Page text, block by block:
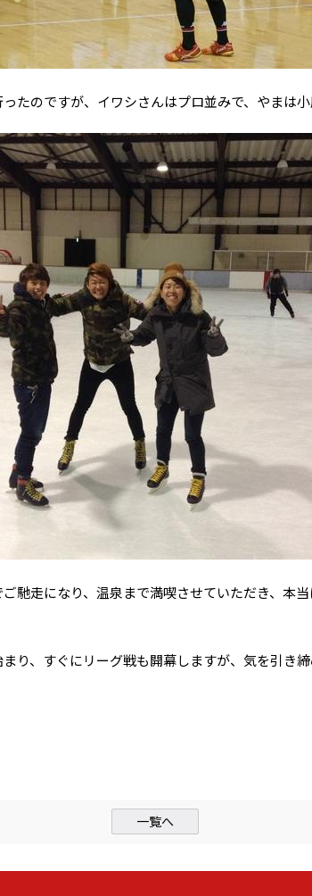
たのですが、イワシさんはプロ並みで、やまは
馳走になり、温泉まで満喫させていただき、本
り、すぐにリーグ戦も開幕しますが、気を引き
一覧へ